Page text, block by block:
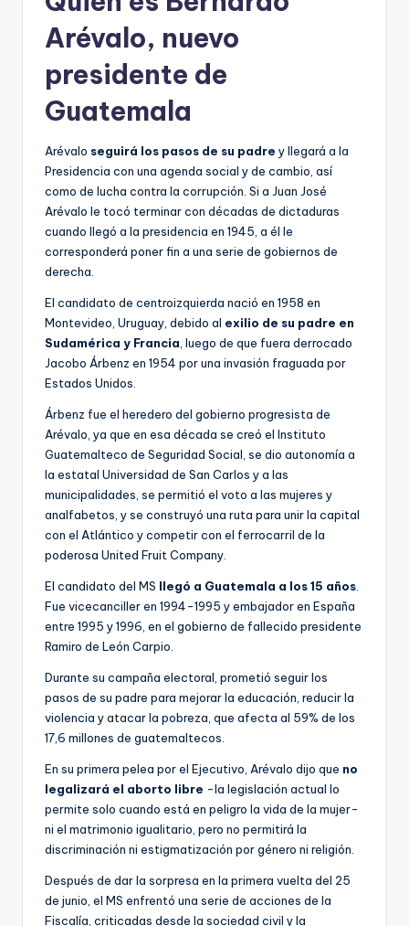
Arévalo, nuevo
presidente de
Guatemala
Arévalo seguirá los pasos de su padre y llegará a la
Presidencia con una agenda social y de cambio, así
como de lucha contra la corrupción. Si a Juan José
Arévalo le tocó terminar con décadas de dictaduras
cuando llegó a la presidencia en 1945, a él le
corresponderá poner fin a una serie de gobiernos de
derecha.
El candidato de centroizquierda nació en 1958 en
Montevideo, Uruguay, debido al exilio de su padre en
Sudamérica y Francia , luego de que fuera derrocado
Jacobo Árbenz en 1954 por una invasión fraguada por
Estados Unidos.
Árbenz fue el heredero del gobierno progresista de
Arévalo, ya que en esa década se creó el Instituto
Guatemalteco de Seguridad Social, se dio autonomía a
la estatal Universidad de San Carlos y a las
municipalidades, se permitió el voto a las mujeres y
analfabetos, y se construyó una ruta para unir la capital
con el Atlántico y competir con el ferrocarril de la
poderosa United Fruit Company.
El candidato del MS llegó a Guatemala a los 15 años
Fue vicecanciller en 1994-1995 y embajador en España
entre 1995 y 1996, en el gobierno de fallecido presidente
Ramiro de León Carpio.
Durante su campaña electoral, prometió seguir los
pasos de su padre para mejorar la educación, reducir la
violencia y atacar la pobreza, que afecta al 59% de los
17,6 millones de guatemaltecos.
En su primera pelea por el Ejecutivo, Arévalo dijo que no
legalizará el aborto libre -la legislación actual lo
permite solo cuando está en peligro la vida de la mujer-
ni el matrimonio igualitario, pero no permitirá la
discriminación ni estigmatización por género ni religión.
Después de dar la sorpresa en la primera vuelta del 25
de junio, el MS enfrentó una serie de acciones de la
Fiscalía, criticadas desde la sociedad civil y la